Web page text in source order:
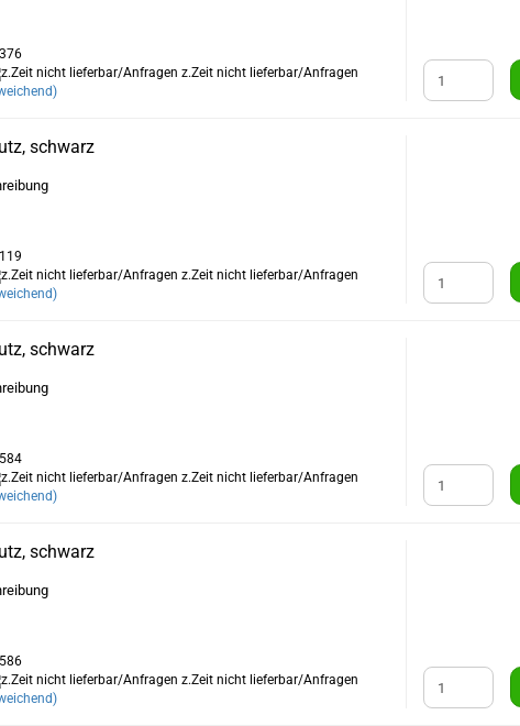
z.Zeit nicht lieferbar/Anfragen
schwarz
z.Zeit nicht lieferbar/Anfragen
schwarz
z.Zeit nicht lieferbar/Anfragen
schwarz
z.Zeit nicht lieferbar/Anfragen